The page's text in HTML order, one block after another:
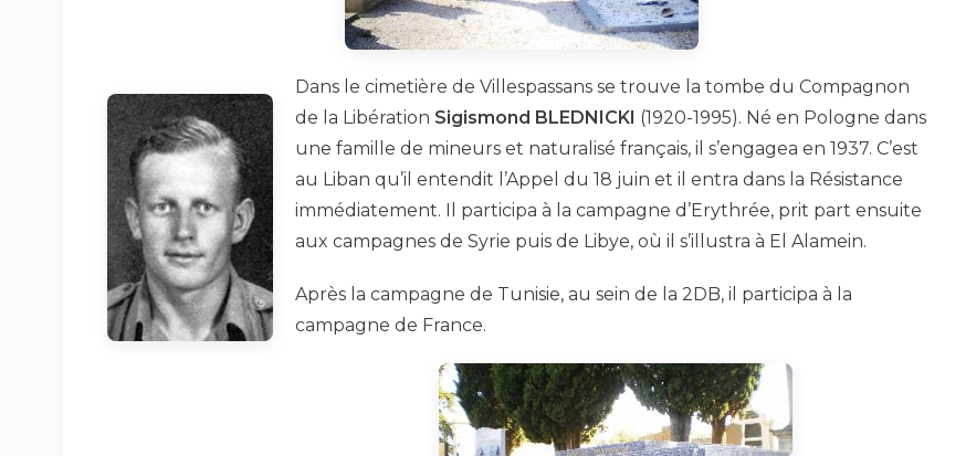
Dans le cimetière de Villespassans se trouve la tombe du Compagnon
de la Libération Sigismond BLEDNICKI (1920-1995). Né en Pologne dans
une famille de mineurs et naturalisé français, il s’engagea en 1937. C’est
au Liban qu’il entendit l’Appel du 18 juin et il entra dans la Résistance
immédiatement. Il participa à la campagne d’Erythrée, prit part ensuite
aux campagnes de Syrie puis de Libye, où il s’illustra à El Alamein.
Après la campagne de Tunisie, au sein de la 2DB, il participa à la
campagne de France.